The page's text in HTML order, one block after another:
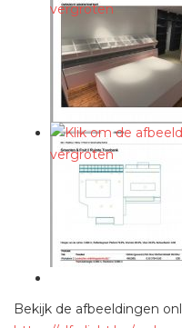
Bekijk de afbeeldingen